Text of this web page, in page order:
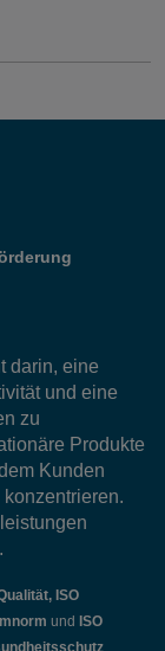
darin, eine
und eine
zu
Produkte
Kunden
ISO
und ISO